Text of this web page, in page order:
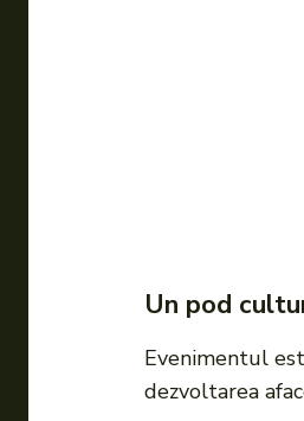
Un pod
Evenimentul
dezvoltarea